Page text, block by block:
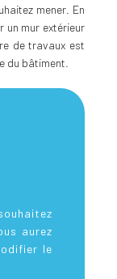
mener. En
un mur extérieur
de travaux est
du bâtiment.
aurez
le